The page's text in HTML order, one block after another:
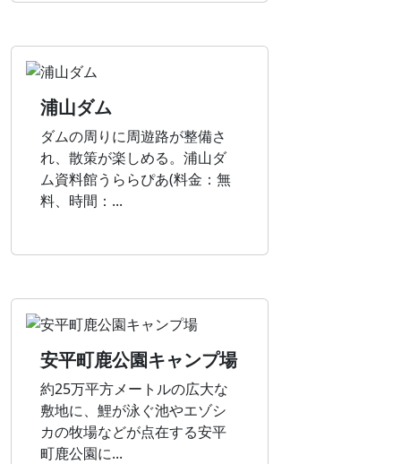
浦山ダム
ダムの周りに周遊路が整備さ
れ、散策が楽しめる。浦山ダ
ム資料館うららぴあ(料金：無
料、時間：...
安平町鹿公園キャンプ場
約25万平方メートルの広大な
敷地に、鯉が泳ぐ池やエゾシ
カの牧場などが点在する安平
町鹿公園に...